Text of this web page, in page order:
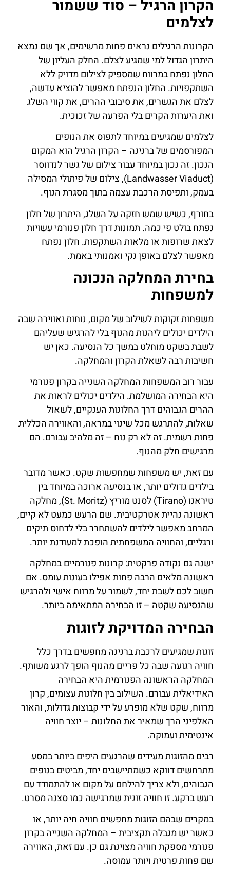
הקרון הרגיל – סוד ששמור
לצלמים
הקרונות הרגילים נראים פחות מרשימים, אך שם נמצא
היתרון הגדול למי שמגיע לצלם. החלק העליון של
החלון נפתח במרווח שמספיק לצילום מדויק ללא
השתקפויות. החלון הנפתח מאפשר להוציא עדשה,
לצלם את הגשרים, את סיבובי ההרים, את קווי השלג
ואת היערות הקרים בלי הפרעה של זכוכית.
לצלמים שמגיעים במיוחד לתפוס את הנופים
המפורסמים של ברנינה – הקרון הרגיל הוא המקום
הנכון. זה נכון במיוחד עבור צילום של גשר לנדווסר
(Landwasser Viaduct), צילום של פיתולי המסילה
בעמק, ותפיסת הרכבת עצמה בתוך מסגרת הנוף.
בחורף, כשיש שמש חזקה על השלג, היתרון של חלון
נפתח בולט פי כמה. תמונות דרך חלון פנורמי עשויות
לצאת שרופות או מלאות השתקפות. חלון נפתח
מאפשר לצלם באופן נקי ואמנותי באמת.
בחירת המחלקה הנכונה
למשפחות
משפחות זקוקות לשילוב של מקום, נוחות ואווירה שבה
הילדים יכולים ליהנות מהנוף בלי להרגיש שעליהם
לשבת בשקט מוחלט במשך כל הנסיעה. כאן יש
חשיבות רבה לשאלת הקרון והמחלקה.
עבור רוב המשפחות המחלקה השנייה בקרון פנורמי
היא הבחירה המושלמת. הילדים יכולים לראות את
ההרים הגבוהים דרך החלונות הענקיים, לשאול
שאלות, להתרגש מכל שינוי במראה, והאווירה הכללית
פחות רשמית. זה לא רק נוח – זה מלהיב עבורם. הם
מרגישים חלק מהנוף.
עם זאת, יש משפחות שמחפשות שקט. כאשר מדובר
בילדים גדולים יותר, או בנסיעה ארוכה במיוחד בין
טיראנו (Tirano) לסנט מוריץ (St. Moritz), מחלקה
ראשונה נהיית אטרקטיבית. שם הרעש כמעט לא קיים,
המרחב מאפשר לילדים להשתחרר בלי לדחוס תיקים
ורגליים, והחוויה המשפחתית הופכת למעודנת יותר.
ישנה גם נקודה פרקטית: קרונות פנורמיים במחלקה
ראשונה מלאים הרבה פחות אפילו בעונות עומס. אם
חשוב לכם לשבת יחד, לשמור על מרווח אישי ולהרגיש
שהנסיעה שקטה – זו הבחירה המתאימה ביותר.
הבחירה המדויקת לזוגות
זוגות שמגיעים לרכבת ברנינה מחפשים בדרך כלל
חוויה רגועה שבה כל פריים מהנוף הופך לרגע משותף.
המחלקה הראשונה הפנורמית היא הבחירה
האידיאלית עבורם. השילוב בין חלונות עצומים, קרון
מרווח, שקט שלא מופרע על ידי קבוצות גדולות, והאור
האלפיני הרך שמאיר את החלונות – יוצר חוויה
אינטימית ועמוקה.
רבים מהזוגות מעידים שהרגעים היפים ביותר במסע
מתרחשים דווקא כשמתיישבים יחד, מביטים בנופים
הגבוהים, ולא צריך להילחם על מקום או להתמודד עם
רעש ברקע. זו חוויה זוגית שמרגישה כמו סצנה מסרט.
במקרים שבהם הזוגות מחפשים חוויה חיה יותר, או
כאשר יש מגבלה תקציבית – המחלקה השנייה בקרון
פנורמי מספקת חוויה מצוינת גם כן. עם זאת, האווירה
שם פחות פרטית ויותר עמוסה.